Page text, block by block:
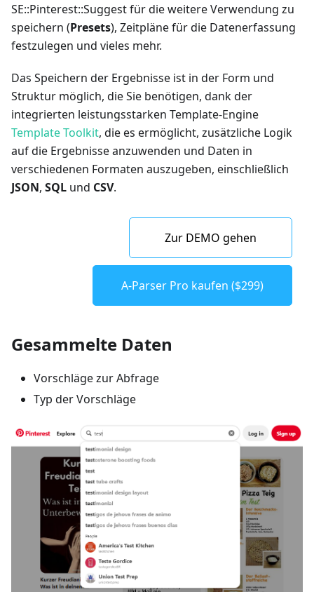
SE::Pinterest::Suggest für die weitere Verwendung zu
speichern (Presets), Zeitpläne für die Datenerfassung
festzulegen und vieles mehr.
Das Speichern der Ergebnisse ist in der Form und
Struktur möglich, die Sie benötigen, dank der
integrierten leistungsstarken Template-Engine
Template Toolkit, die es ermöglicht, zusätzliche Logik
auf die Ergebnisse anzuwenden und Daten in
verschiedenen Formaten auszugeben, einschließlich
JSON, SQL und CSV.
Zur DEMO gehen
A-Parser Pro kaufen ($299)
Gesammelte Daten
Vorschläge zur Abfrage
Typ der Vorschläge